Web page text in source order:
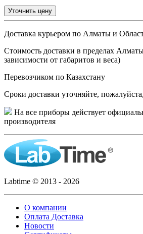
Уточнить цену
Доставка курьером по Алматы и
Стоимость доставки в пределах
зависимости от габаритов и веса)
Перевозчиком по Казахстану
Сроки доставки уточняйте,
На все приборы действует
производителя
Labtime © 2013 - 2026
О компании
Оплата Доставка
Новости